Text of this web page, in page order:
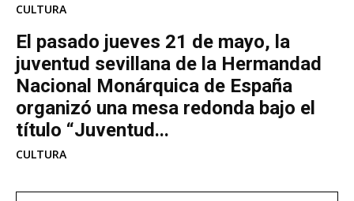
CULTURA
El pasado jueves 21 de mayo, la
juventud sevillana de la Hermandad
Nacional Monárquica de España
organizó una mesa redonda bajo el
título “Juventud...
CULTURA